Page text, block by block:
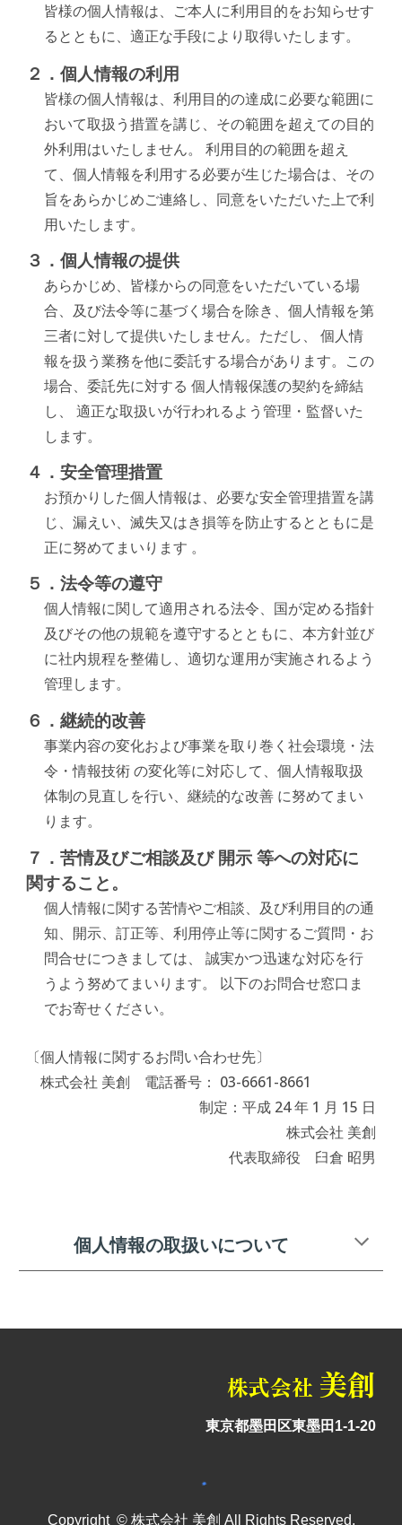
皆様の個人情報は、ご本人に利用目的をお知らせす
るとともに、適正な手段により取得いたします。
２．個人情報の利用
皆様の個人情報は、利用目的の達成に必要な範囲に
おいて取扱う措置を講じ、その範囲を超えての目的
外利用はいたしません。 利用目的の範囲を超え
て、個人情報を利用する必要が生じた場合は、その
旨をあらかじめご連絡し、同意をいただいた上で利
用いたします。
３．個人情報の提供
あらかじめ、皆様からの同意をいただいている場
合、及び法令等に基づく場合を除き、個人情報を第
三者に対して提供いたしません。ただし、 個人情
報を扱う業務を他に委託する場合があります。この
場合、委託先に対する 個人情報保護の契約を締結
し、 適正な取扱いが行われるよう管理・監督いた
します。
４．安全管理措置
お預かりした個人情報は、必要な安全管理措置を講
じ、漏えい、滅失又はき損等を防止するとともに是
正に努めてまいります 。
５．法令等の遵守
個人情報に関して適用される法令、国が定める指針
及びその他の規範を遵守するとともに、本方針並び
に社内規程を整備し、適切な運用が実施されるよう
管理します。
６．継続的改善
事業内容の変化および事業を取り巻く社会環境・法
令・情報技術 の変化等に対応して、個人情報取扱
体制の見直しを行い、継続的な改善 に努めてまい
ります。
７．苦情及びご相談及び 開示 等への対応に
関すること。
個人情報に関する苦情やご相談、及び利用目的の通
知、開示、訂正等、利用停止等に関するご質問・お
問合せにつきましては、 誠実かつ迅速な対応を行
うよう努めてまいります。 以下のお問合せ窓口ま
でお寄せください。
〔個人情報に関するお問い合わせ先〕
株式会社 美創　電話番号： 03-6661-8661
制定：平成 24 年 1 月 15 日
株式会社 美創
代表取締役　臼倉 昭男
個人情報の取扱いについて
株式会社 美創
東京都墨田区東墨田1-1-20
Copyright © 株式会社 美創 All Rights Reserved.